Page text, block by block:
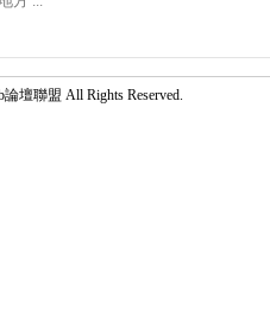
壇聯盟 All Rights Reserved.